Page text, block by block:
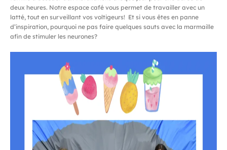
deux heures. Notre espace café vous permet de travailler avec un
latté, tout en surveillant vos voltigeurs! Et si vous êtes en panne
d’inspiration, pourquoi ne pas faire quelques sauts avec la marmaille
afin de stimuler les neurones?